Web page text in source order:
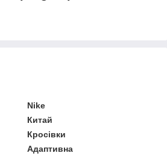
Nike
Китай
Кросівки
Адаптивна